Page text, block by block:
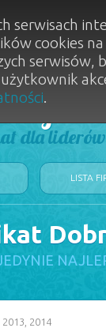
dla
LISTA
2013, 2014
serwisach
cookies
.